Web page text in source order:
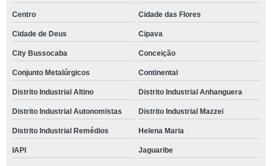
Centro Cidade das Flores
Cidade de Deus Cipava
City Bussocaba Conceição
Conjunto Metalúrgicos Continental
Distrito Industrial Altino Distrito Industrial Anhanguera
Distrito Industrial Autonomistas Distrito Industrial Mazzei
Distrito Industrial Remédios Helena Maria
IAPI Jaguaribe